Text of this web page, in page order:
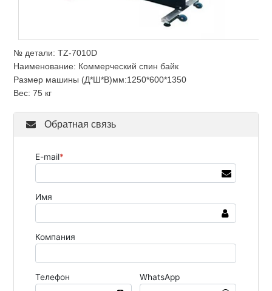
№ детали: TZ-7010D
Наименование: Коммерческий спин байк
Размер машины (Д*Ш*В)мм:1250*600*1350
Вес: 75 кг
Обратная связь